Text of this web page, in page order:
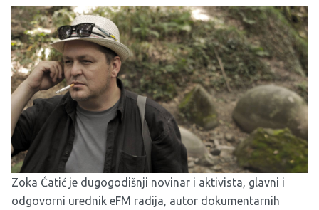
Zoka Ćatić je dugogodišnji novinar i aktivista, glavni i
odgovorni urednik eFM radija, autor dokumentarnih